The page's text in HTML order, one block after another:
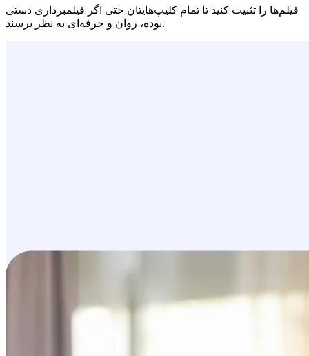
فیلم‌ها را تثبیت کنید تا تمام کلیپ‌هایتان حتی اگر فیلمبرداری دستی
بوده، روان و حرفه‌ای به نظر برسند.